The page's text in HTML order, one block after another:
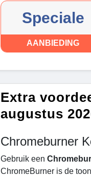
Speciale
AANBIEDING
Extra
augustus
Chromeburner
Gebruik een
ChromeBurner is de